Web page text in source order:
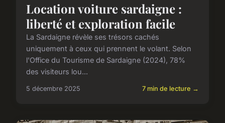
Location voiture sardaigne :
liberté et exploration facile
La Sardaigne révèle ses trésors cachés
uniquement à ceux qui prennent le volant. Selon
l'Office du Tourisme de Sardaigne (2024), 78%
des visiteurs lou...
5 décembre 2025 7 min de lecture →